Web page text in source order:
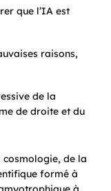
que l’IA est
raisons,
de la
de droite et du
cosmologie, de la
formé à